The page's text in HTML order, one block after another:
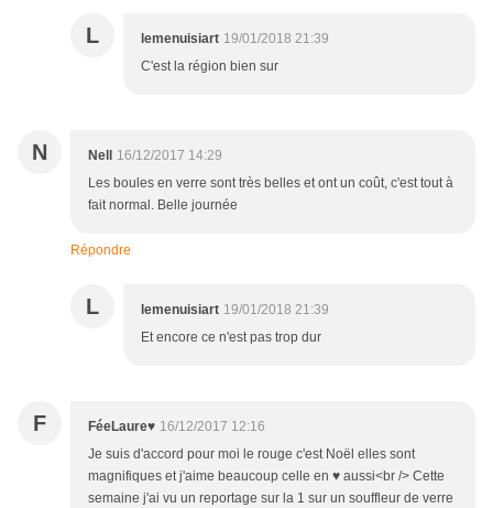
L lemenuisiart 19/01/2018 21:39
C'est la région bien sur
N Nell
16/12/2017 14:29
Les boules en verre sont très belles et ont un coût, c'est tout à
fait normal. Belle journée
Répondre
L lemenuisiart 19/01/2018 21:39
Et encore ce n'est pas trop dur
F FéeLaure♥ 16/12/2017 12:16
Je suis d'accord pour moi le rouge c'est Noël elles sont
magnifiques et j'aime beaucoup celle en ♥ aussi<br /> Cette
semaine j'ai vu un reportage sur la 1 sur un souffleur de verre